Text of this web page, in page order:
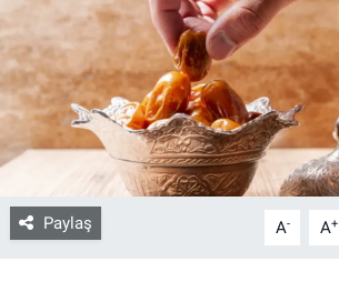
Paylaş A- A+
Yaşam
Gözden Kaçmasın
İletişim (Künye)